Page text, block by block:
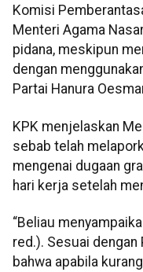
Komisi
Menteri Agama
pidana, meskipun
dengan
Partai Hanura
KPK menjelaskan
sebab telah
mengenai dugaan
hari kerja setelah
“Beliau
red.). Sesuai
bahwa apabila